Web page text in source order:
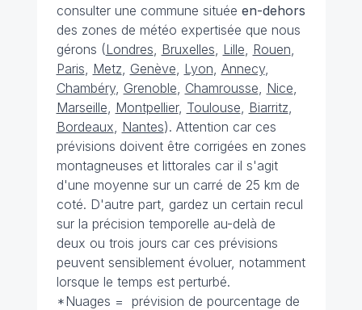
consulter une commune située en-dehors
des zones de météo expertisée que nous
gérons (Londres, Bruxelles, Lille, Rouen,
Paris, Metz, Genève, Lyon, Annecy,
Chambéry, Grenoble, Chamrousse, Nice,
Marseille, Montpellier, Toulouse, Biarritz,
Bordeaux, Nantes). Attention car ces
prévisions doivent être corrigées en zones
montagneuses et littorales car il s'agit
d'une moyenne sur un carré de 25 km de
coté. D'autre part, gardez un certain recul
sur la précision temporelle au-delà de
deux ou trois jours car ces prévisions
peuvent sensiblement évoluer, notamment
lorsque le temps est perturbé.
*Nuages = prévision de pourcentage de